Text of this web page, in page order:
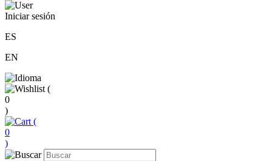
Iniciar sesión
ES
EN
(
0
)
(
0
)